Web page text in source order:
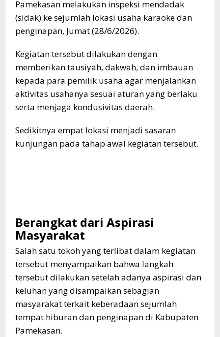
Pamekasan melakukan inspeksi mendadak
(sidak) ke sejumlah lokasi usaha karaoke dan
penginapan, Jumat (28/6/2026).
Kegiatan tersebut dilakukan dengan
memberikan tausiyah, dakwah, dan imbauan
kepada para pemilik usaha agar menjalankan
aktivitas usahanya sesuai aturan yang berlaku
serta menjaga kondusivitas daerah.
Sedikitnya empat lokasi menjadi sasaran
kunjungan pada tahap awal kegiatan tersebut.
Berangkat dari Aspirasi
Masyarakat
Salah satu tokoh yang terlibat dalam kegiatan
tersebut menyampaikan bahwa langkah
tersebut dilakukan setelah adanya aspirasi dan
keluhan yang disampaikan sebagian
masyarakat terkait keberadaan sejumlah
tempat hiburan dan penginapan di Kabupaten
Pamekasan.